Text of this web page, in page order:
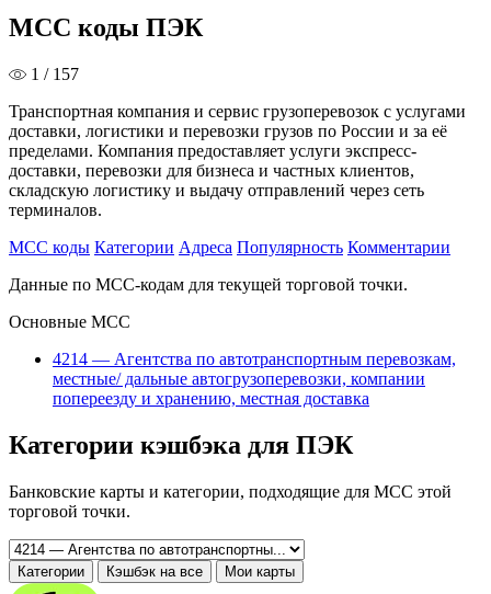
MCC коды ПЭК
1 / 157
Транспортная компания и сервис грузоперевозок с услугами
доставки, логистики и перевозки грузов по России и за её
пределами. Компания предоставляет услуги экспресс-
доставки, перевозки для бизнеса и частных клиентов,
складскую логистику и выдачу отправлений через сеть
терминалов.
MCC коды Категории Адреса Популярность Комментарии
Данные по MCC-кодам для текущей торговой точки.
Основные MCC
4214 — Агентства по автотранспортным перевозкам,
местные/ дальные автогрузоперевозки, компании
попереезду и хранению, местная доставка
Категории кэшбэка для ПЭК
Банковские карты и категории, подходящие для MCC этой
торговой точки.
Категории Кэшбэк на все Мои карты